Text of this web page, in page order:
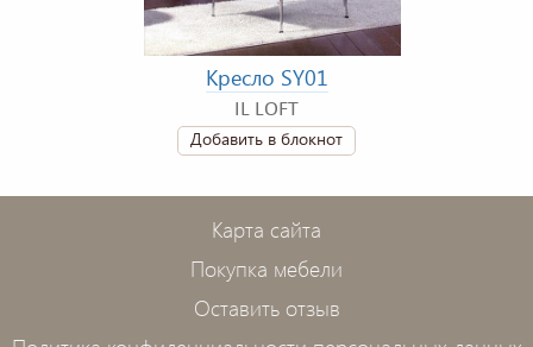
Кресло SY01
IL LOFT
Добавить в блокнот
Карта сайта
Покупка мебели
Оставить отзыв